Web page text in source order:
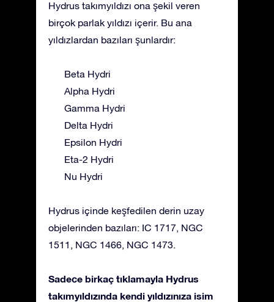
Hydrus takımyıldızı ona şekil veren
birçok parlak yıldızı içerir. Bu ana
yıldızlardan bazıları şunlardır:
Beta Hydri
Alpha Hydri
Gamma Hydri
Delta Hydri
Epsilon Hydri
Eta-2 Hydri
Nu Hydri
Hydrus içinde keşfedilen derin uzay
objelerinden bazıları: IC 1717, NGC
1511, NGC 1466, NGC 1473.
Sadece birkaç tıklamayla Hydrus
takımyıldızında kendi yıldızınıza isim